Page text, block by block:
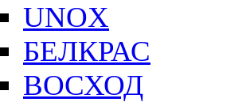
UNOX
БЕЛКРАС
ВОСХОД